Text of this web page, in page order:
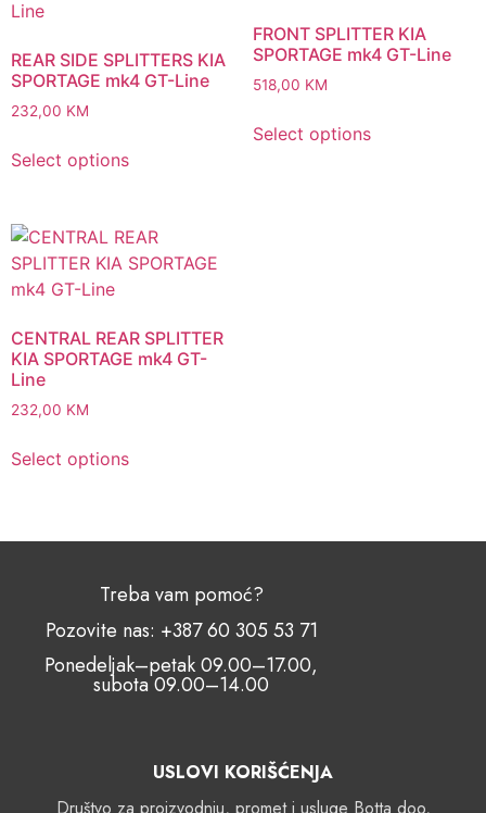
REAR SIDE SPLITTERS KIA
SPORTAGE mk4 GT-Line
232,00 KM
Select options
FRONT SPLITTER KIA
SPORTAGE mk4 GT-Line
518,00 KM
Select options
CENTRAL REAR SPLITTER
KIA SPORTAGE mk4 GT-
Line
232,00 KM
Select options
USLOVI KORIŠĆENJA
Treba vam pomoć?
Pozovite nas: +387 60 305 53 71
Ponedeljak–petak 09.00–17.00,
subota 09.00–14.00